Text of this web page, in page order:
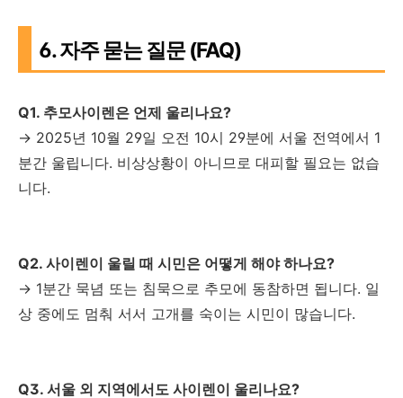
6. 자주 묻는 질문 (FAQ)
Q1. 추모사이렌은 언제 울리나요?
→ 2025년 10월 29일 오전 10시 29분에 서울 전역에서 1
분간 울립니다. 비상상황이 아니므로 대피할 필요는 없습
니다.
Q2. 사이렌이 울릴 때 시민은 어떻게 해야 하나요?
→ 1분간 묵념 또는 침묵으로 추모에 동참하면 됩니다. 일
상 중에도 멈춰 서서 고개를 숙이는 시민이 많습니다.
Q3. 서울 외 지역에서도 사이렌이 울리나요?